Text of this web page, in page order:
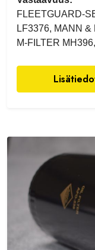
FLEETGUARD-
LF3376, MANN &
M-FILTER